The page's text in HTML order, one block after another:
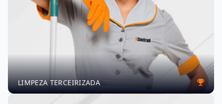
LIMPEZA TERCEIRIZADA